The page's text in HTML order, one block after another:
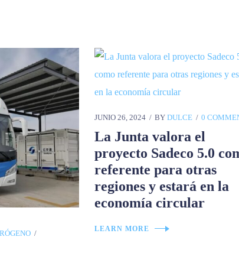
JUNIO 26, 2024 BY DULCE 0
La Junta valora el
proyecto Sadeco 5.0
referente para otras
regiones y estará en la
economía circular
LEARN MORE